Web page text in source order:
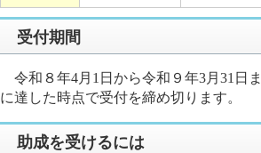
受付期間
令和８年4月1日から令和９年3月31日
に達した時点で受付を締め切ります。
助成を受けるには